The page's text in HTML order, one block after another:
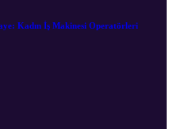
Kadın İş Makinesi Operatörleri